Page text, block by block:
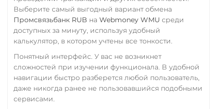
Выберите самый выгодный вариант обмена
Промсвязьбанк RUB на Webmoney WMU среди
доступных за минуту, используя удобный
калькулятор, в котором учтены все тонкости.
Понятный интерфейс. У вас не возникнет
сложностей при изучении функционала. В удобной
навигации быстро разберется любой пользователь,
даже никогда ранее не пользовавшийся подобными
сервисами.